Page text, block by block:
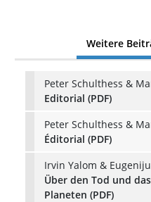
Weitere
Peter Schulthess &
Editorial (PDF)
Peter Schulthess &
Éditorial (PDF)
Irvin Yalom &
Über den Tod und
Planeten (PDF)